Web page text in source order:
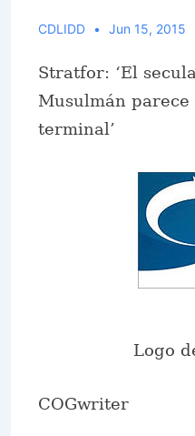
CDLIDD Jun 15, 2015
Stratfor: ‘El
Musulmán
terminal’
Logo
COGwriter